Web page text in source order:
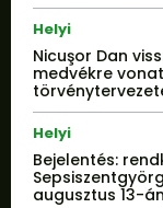
Helyi
Nicuşor Dan
medvékre
Helyi
Bejelentés:
augusztus 13-